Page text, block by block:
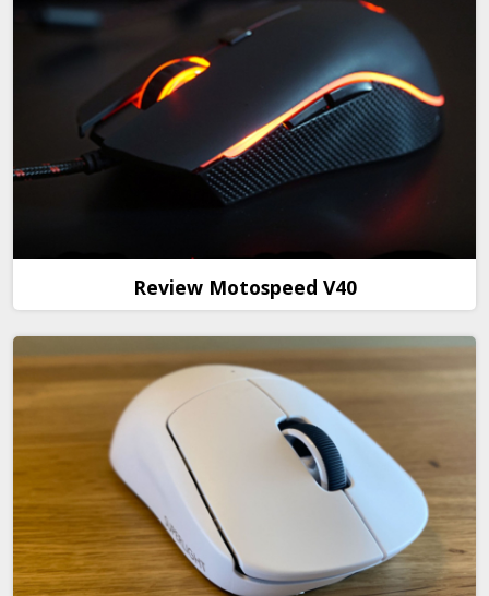
Review Motospeed V40